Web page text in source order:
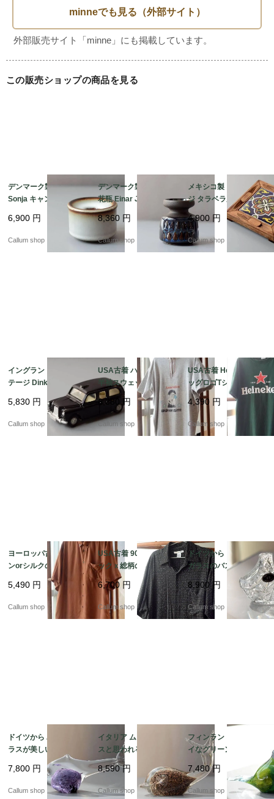
■原産国
不明
商品の形状上、内側のクリーニングがしっかり行えない状態
での販売となりますことをご了承ください。
この販売ショップの商品を見る
デンマーク製 SOHOLM
Sonja キャンドルスタ
ンド 花瓶 北欧 花器 ス
ーホルム 一輪挿し ホル
ダー 燭台 ヴィンテージ
6,900 円
Callum shop
デンマーク製 SOHOLM
花瓶 Einar Johansen
ネイビー 北欧 花器 ス
ーホルム 一輪挿し キャ
ンドルスタンド ホルダ
ー ヴィンテージ_2607
8,360 円
Callum shop
メキシコ製 ヴィンテー
ジ タラベラ風タイルと
木製のトリベット 陶板
オブジェ 花台やトレー
としても フォークアー
ト アンティーク_2607
4,900 円
Callum shop
イングランド製 ヴィン
テージ Dinky Toys AU
STIN TAXI ディンキー
トイズ オースチンタク
シー ミニカー アンティ
ーク_260731 ig4992
5,830 円
Callum shop
USA古着 ハーフジップ
半袖スウェットシャツ
メンズS-Mくらい ボデ
ィビルクラブプリント
アメリカ オールド古着
_260805 if1044
6,380 円
Callum shop
USA古着 Heineken ビ
ッグロゴTシャツ sizeL
メンズ グリーン ハイネ
ケン アメリカ オールド
古着 if1043
4,390 円
Callum shop
ヨーロッパ古着 レーヨ
ンorシルクの半袖ボタ
ンダウンシャツ メンズ
Lくらい ブラウン ヴィ
ンテージ ダメージ古着
_260805 if1042
5,490 円
Callum shop
USA古着 90's頃 ブラ
ックｘ総柄のレーヨン
半袖シャツ sizeL メン
ズ アメリカ ヴィンテー
ジ オールド古着_2608
05 if1041
6,700 円
Callum shop
ドイツから クリスタル
ガラスのバスケット型
トレー ボヘミアグラス
を彷彿 24%PbO トレイ
アンティーク ヴィンテ
ージ_260721 ig4976
8,900円
Callum shop
ドイツから パープルガ
ラスが美しいユニーク
な魚 オブジェ グラス
フィギュア フィッシュ
アンティーク ヴィンテ
7,800 円
Callum shop
イタリア ムラーノグラ
スと思われるキレイな
ガラスのクジラ オブジ
ェ Italy Murano Style
フィギュア ヴィンテー
8,590円
Callum shop
フィンランドから キレ
イなグリーンマーブル
ガラスの小鳥 オブジェ
北欧 バード オブジェ
フィギュア ヴィンテー
7,480円
Callum shop